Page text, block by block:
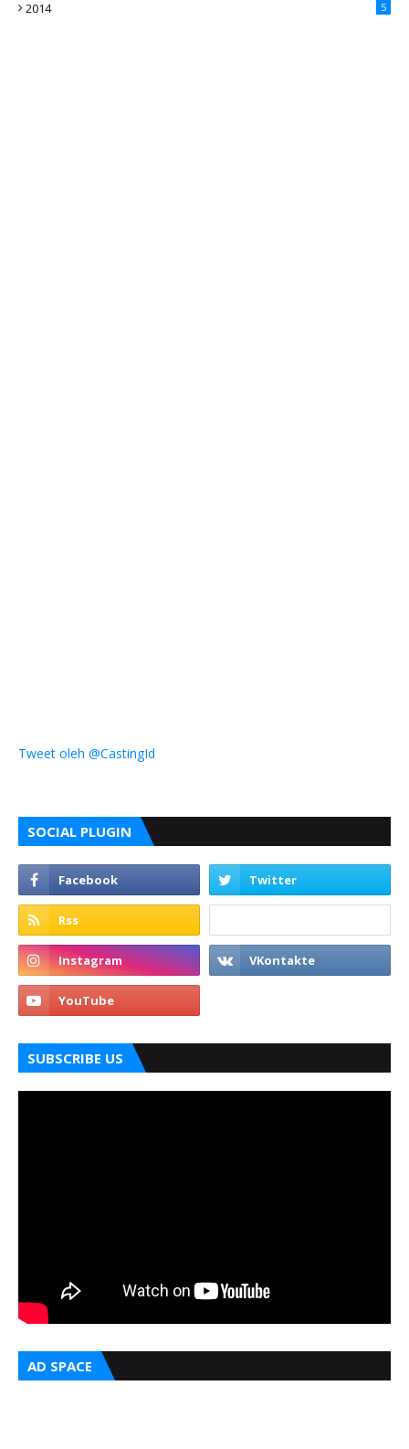
2014 5
Tweet oleh @CastingId
SOCIAL PLUGIN
SUBSCRIBE US
AD SPACE